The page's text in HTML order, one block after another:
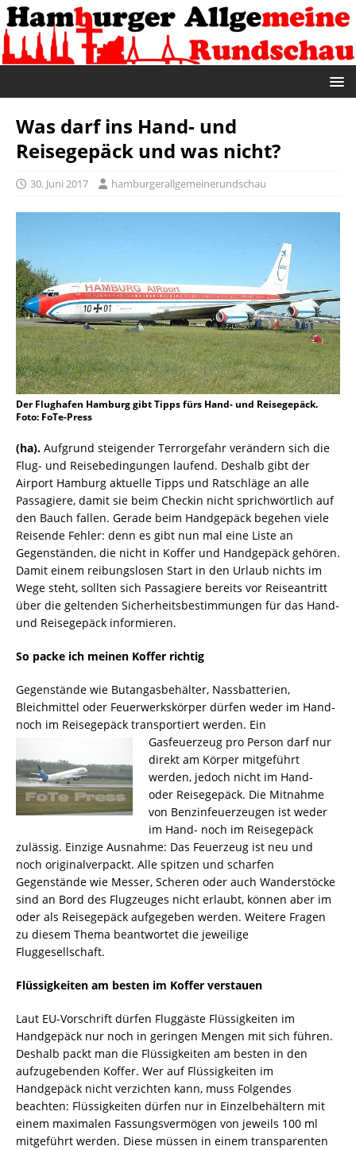
Was darf ins Hand- und
Reisegepäck und was nicht?
30. Juni 2017 hamburgerallgemeinerundschau
Der Flughafen Hamburg gibt Tipps fürs Hand- und Reisegepäck.
Foto: FoTe-Press
(ha). Aufgrund steigender Terrorgefahr verändern sich die
Flug- und Reisebedingungen laufend. Deshalb gibt der
Airport Hamburg aktuelle Tipps und Ratschläge an alle
Passagiere, damit sie beim Checkin nicht sprichwörtlich auf
den Bauch fallen. Gerade beim Handgepäck begehen viele
Reisende Fehler: denn es gibt nun mal eine Liste an
Gegenständen, die nicht in Koffer und Handgepäck gehören.
Damit einem reibungslosen Start in den Urlaub nichts im
Wege steht, sollten sich Passagiere bereits vor Reiseantritt
über die geltenden Sicherheitsbestimmungen für das Hand-
und Reisegepäck informieren.
So packe ich meinen Koffer richtig
Gegenstände wie Butangasbehälter, Nassbatterien,
Bleichmittel oder Feuerwerkskörper dürfen weder im Hand-
noch im Reisegepäck transportiert werden. Ein
Gasfeuerzeug pro Person darf nur
direkt am Körper mitgeführt
werden, jedoch nicht im Hand-
oder Reisegepäck. Die Mitnahme
von Benzinfeuerzeugen ist weder
im Hand- noch im Reisegepäck
zulässig. Einzige Ausnahme: Das Feuerzeug ist neu und
noch originalverpackt. Alle spitzen und scharfen
Gegenstände wie Messer, Scheren oder auch Wanderstöcke
sind an Bord des Flugzeuges nicht erlaubt, können aber im
oder als Reisegepäck aufgegeben werden. Weitere Fragen
zu diesem Thema beantwortet die jeweilige
Fluggesellschaft.
Flüssigkeiten am besten im Koffer verstauen
Laut EU-Vorschrift dürfen Fluggäste Flüssigkeiten im
Handgepäck nur noch in geringen Mengen mit sich führen.
Deshalb packt man die Flüssigkeiten am besten in den
aufzugebenden Koffer. Wer auf Flüssigkeiten im
Handgepäck nicht verzichten kann, muss Folgendes
beachten: Flüssigkeiten dürfen nur in Einzelbehältern mit
einem maximalen Fassungsvermögen von jeweils 100 ml
mitgeführt werden. Diese müssen in einem transparenten